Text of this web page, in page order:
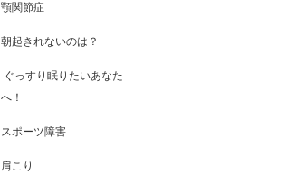
顎関節症
朝起きれないのは？
ぐっすり眠りたいあなた
へ！
スポーツ障害
肩こり